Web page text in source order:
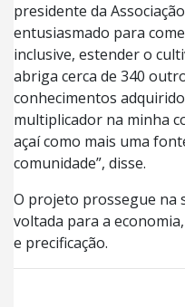
presidente da
entusiasmado para
inclusive, estender o
abriga cerca de 340
conhecimentos
multiplicador na minha
açaí como mais uma
comunidade”, disse.
O projeto prossegue na
voltada para a
e precificação.